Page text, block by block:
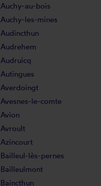
Auchy-au-bois
Auchy-les-mines
Audincthun
Audrehem
Audruicq
Autingues
Averdoingt
Avesnes-le-comte
Avion
Avroult
Azincourt
Bailleul-lès-pernes
Bailleulmont
Baincthun